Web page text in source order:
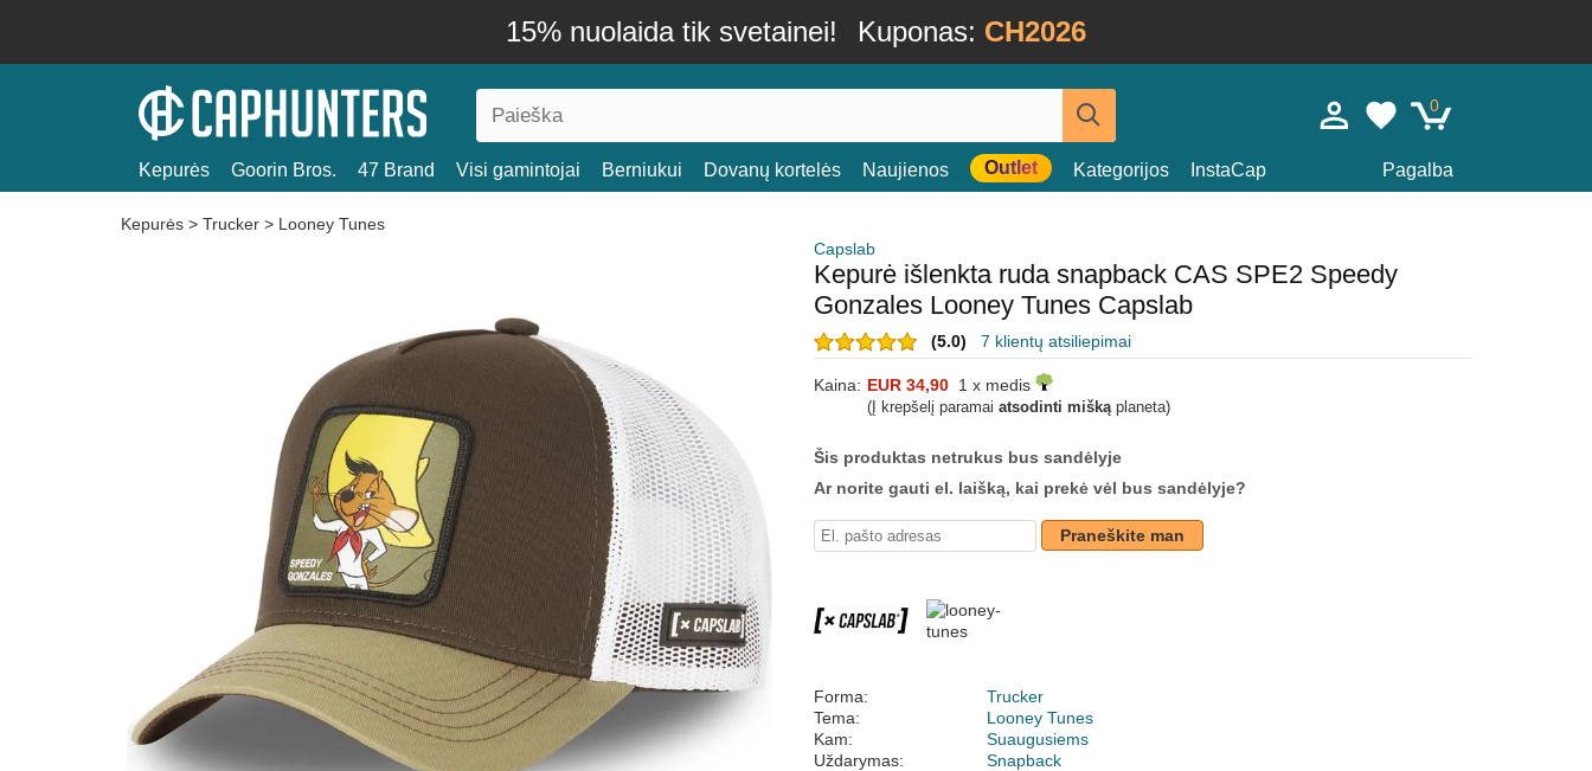
15% nuolaida tik svetainei! Kuponas: CH2026
0
Kepurės Goorin Bros. 47 Brand Visi gamintojai Berniukui Dovanų kortelės Naujienos Outlet Kategorijos InstaCap Pagalba
Kepurės > Trucker > Looney Tunes
Capslab
Kepurė išlenkta ruda snapback CAS SPE2 Speedy
Gonzales Looney Tunes Capslab
(5.0) 7 klientų atsiliepimai
Kaina: EUR 34,90 1 x medis
(Į krepšelį paramai atsodinti miškąplaneta)
Šis produktas netrukus bus sandėlyje
Ar norite gauti el. laišką, kai prekė vėl bus sandėlyje?
Praneškite man
Forma:
Trucker
Tema:
Looney Tunes
Kam:
Suaugusiems
Uždarymas:
Snapback